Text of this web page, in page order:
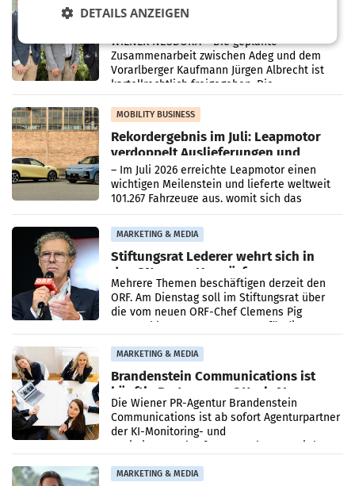
Alles bereit für den Wechsel: Jürgen
WIENER NEUDORF. – Die geplante
Zusammenarbeit zwischen Adeg und dem
Vorarlberger Kaufmann Jürgen Albrecht ist
kartellrechtlich freigegeben: Die
Bundeswettbewerbsbehörde und der
Bundeskartellanwalt
MOBILITY BUSINESS
Rekordergebnis im Juli: Leapmotor
verdoppelt Auslieferungen und
überschreitet die 100.000er-Marke
– Im Juli 2026 erreichte Leapmotor einen
wichtigen Meilenstein und lieferte weltweit
101.267 Fahrzeuge aus, womit sich das
Ergebnis gegenüber Juli 2025 mehr als
verdoppelte (+102
MARKETING & MEDIA
Stiftungsrat Lederer wehrt sich in
den SN gegen Vorwürfe
Mehrere Themen beschäftigen derzeit den
ORF. Am Dienstag soll im Stiftungsrat über
die vom neuen ORF-Chef Clemens Pig
vorgeschlagenen Besetzungen für die
MARKETING & MEDIA
Brandenstein Communications ist
künftig Partner von OtterlyAI
Die Wiener PR-Agentur Brandenstein
Communications ist ab sofort Agenturpartner
der KI-Monitoring- und
Optimierungsplattform OtterlyAI. Damit baut
MARKETING & MEDIA
DETAILS ANZEIGEN